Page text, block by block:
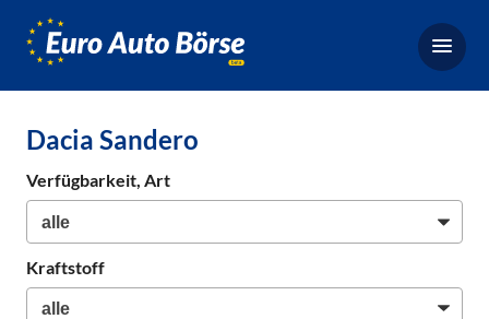
Börse,
Neuwagen
Dacia Sandero
Verfügbarkeit, Art
Kraftstoff